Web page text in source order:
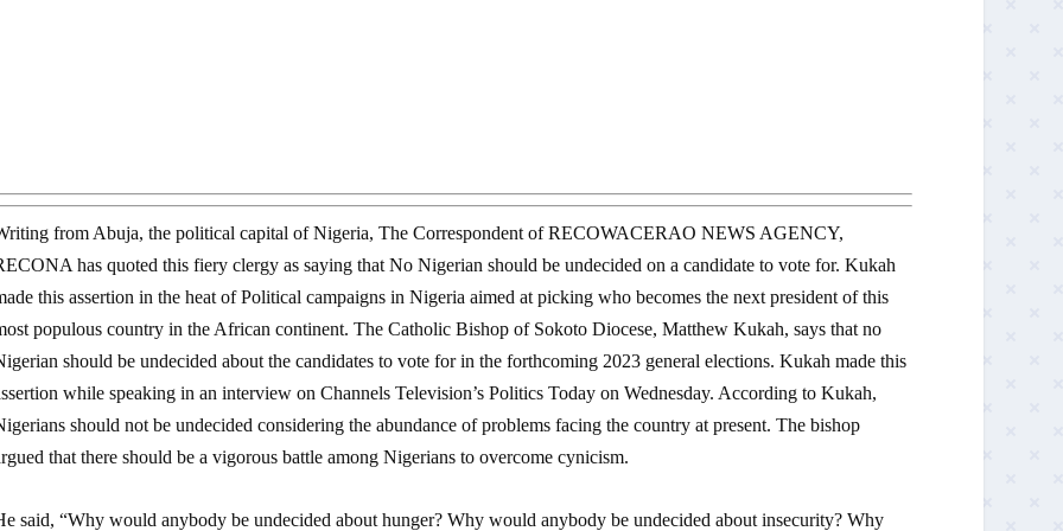
from Abuja, the political capital of Nigeria, The Correspondent of RECOWACERAO NEWS AGENCY,
has quoted this fiery clergy as saying that No Nigerian should be undecided on a candidate to vote for. Kukah
this assertion in the heat of Political campaigns in Nigeria aimed at picking who becomes the next president of this
populous country in the African continent. The Catholic Bishop of Sokoto Diocese, Matthew Kukah, says that no
should be undecided about the candidates to vote for in the forthcoming 2023 general elections. Kukah made this
while speaking in an interview on Channels Television’s Politics Today on Wednesday. According to Kukah,
should not be undecided considering the abundance of problems facing the country at present. The bishop
that there should be a vigorous battle among Nigerians to overcome cynicism.
said, “Why would anybody be undecided about hunger? Why would anybody be undecided about insecurity? Why